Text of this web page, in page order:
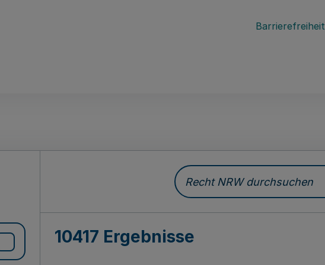
Barrierefreiheit
Recht NRW durchsuchen
10417 Ergebnisse